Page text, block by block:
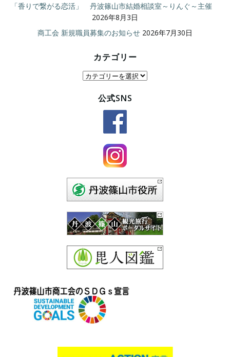
「香りで繋がる恋活」 丹波篠山市結婚相談室～りんぐ～主催
2026年8月3日
商工会 新規職員募集のお知らせ 2026年7月30日
カテゴリー
カ
公式SNS